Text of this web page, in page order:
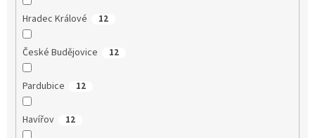
Hradec Králové 12
České Budějovice 12
Pardubice 12
Havířov 12